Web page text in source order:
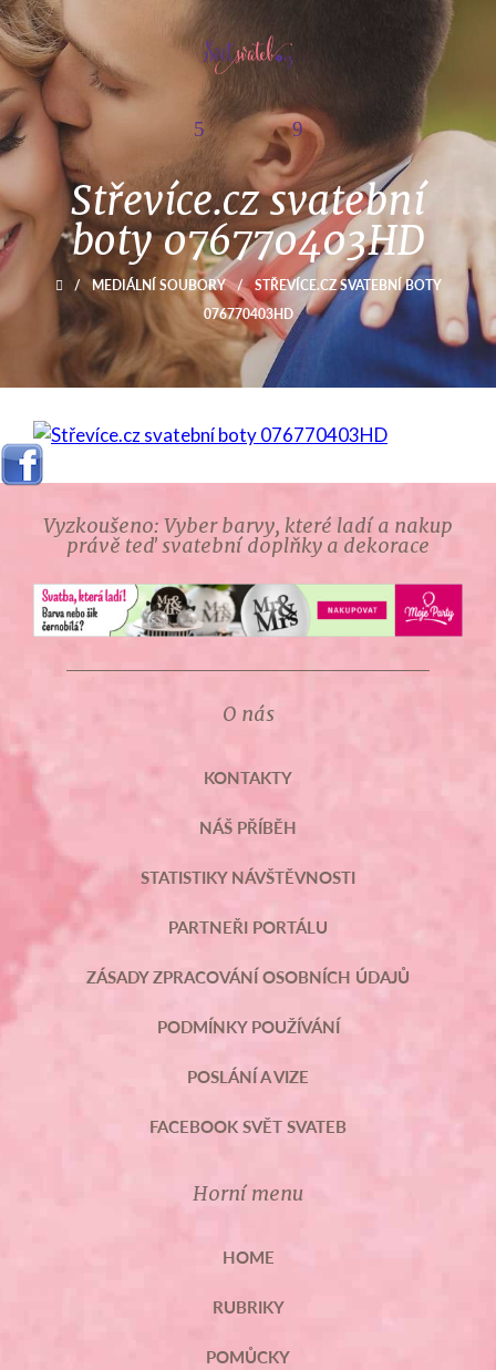
Střevíce.cz svatební
boty 076770403HD
/ MEDIÁLNÍ SOUBORY /
STŘEVÍCE.CZ SVATEBNÍ BOTY
076770403HD
Vyzkoušeno: Vyber barvy, které ladí a nakup
právě teď svatební doplňky a dekorace
O nás
KONTAKTY
NÁŠ PŘÍBĚH
STATISTIKY NÁVŠTĚVNOSTI
PARTNEŘI PORTÁLU
ZÁSADY ZPRACOVÁNÍ OSOBNÍCH ÚDAJŮ
PODMÍNKY POUŽÍVÁNÍ
POSLÁNÍ A VIZE
FACEBOOK SVĚT SVATEB
Horní menu
HOME
RUBRIKY
POMŮCKY